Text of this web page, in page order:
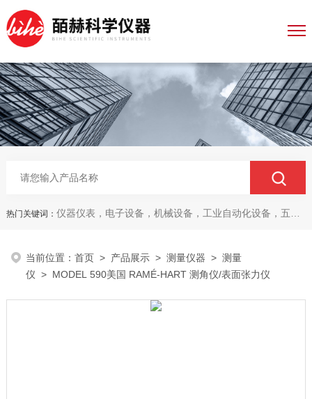
热门关键词： 仪器仪表，电子设备，机械设备，工业自动化设备，五金产品，电线电缆，金属材料，电子
当前位置：首页 > 产品展示 >测量仪器 >测量
仪 > MODEL 590美国 RAMÉ-HART 测角仪/表面张力仪